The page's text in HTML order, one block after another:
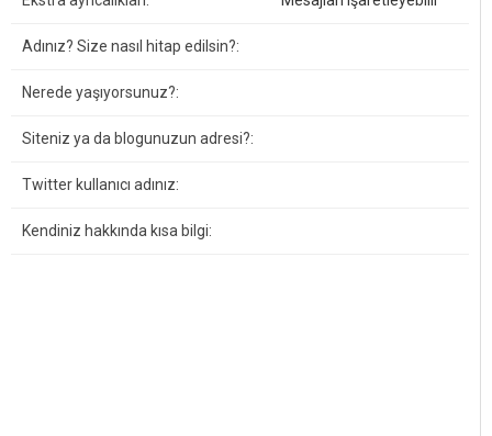
Adınız? Size nasıl hitap edilsin?:
Nerede yaşıyorsunuz?:
Siteniz ya da blogunuzun adresi?:
Twitter kullanıcı adınız:
Kendiniz hakkında kısa bilgi: